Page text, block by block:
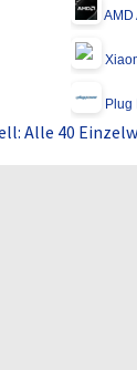
AMD
Plug
Alle 40